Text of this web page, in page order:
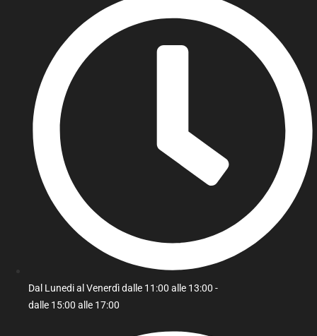
Dal Lunedi al Venerdì dalle 11:00 alle 13:00 -
dalle 15:00 alle 17:00